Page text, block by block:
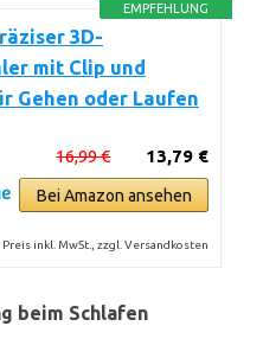
EMPFEHLUNG
3D-
mit Clip und
Gehen oder Laufen
13,79 €
16,99 €
Bei Amazon ansehen
Preis inkl. MwSt., zzgl. Versandkosten
beim Schlafen